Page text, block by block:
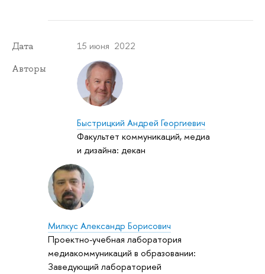
Дата 15 июня 2022
Авторы
Быстрицкий Андрей Георгиевич
Факультет коммуникаций, медиа
и дизайна: декан
Милкус Александр Борисович
Проектно-учебная лаборатория
медиакоммуникаций в образовании:
Заведующий лабораторией